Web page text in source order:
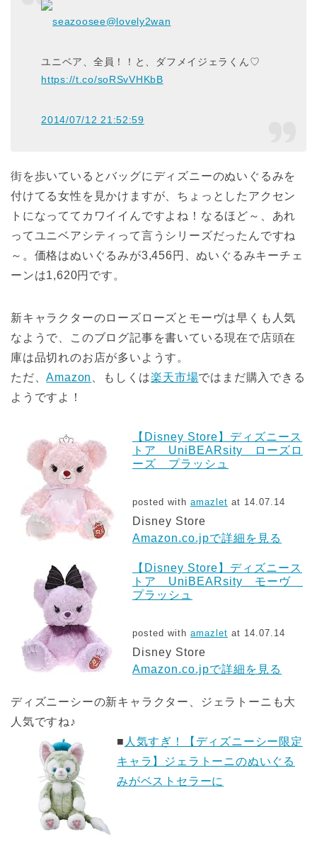
seazoosee@lovely2wan
ユニベア、全員！！と、ダフメイジェラくん♡
https://t.co/soRSvVHKbB
2014/07/12 21:52:59
街を歩いているとバッグにディズニーのぬいぐるみを
付けてる女性を見かけますが、ちょっとしたアクセン
トになっててカワイイんですよね！なるほど～、あれ
ってユニベアシティって言うシリーズだったんですね
～。価格はぬいぐるみが3,456円、ぬいぐるみキーチェ
ーンは1,620円です。
新キャラクターのローズローズとモーヴは早くも人気
なようで、このブログ記事を書いている現在で店頭在
庫は品切れのお店が多いようす。
ただ、Amazon 、もしくは楽天市場ではまだ購入できる
ようですよ！
【Disney Store】ディズニース
トア UniBEARsity ローズロ
ーズ プラッシュ
posted with amazlet at 14.07.14
Disney Store
Amazon.co.jpで詳細を見る
【Disney Store】ディズニース
トア UniBEARsity モーヴ
プラッシュ
posted with amazlet at 14.07.14
Disney Store
Amazon.co.jpで詳細を見る
ディズニーシーの新キャラクター、ジェラトーニも大
人気ですね♪
■ 人気すぎ！【ディズニーシー限定
キャラ】ジェラトーニのぬいぐる
みがベストセラーに